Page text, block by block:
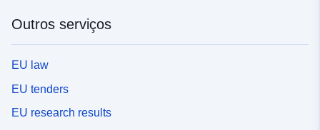
Outros serviços
EU law
EU tenders
EU research results